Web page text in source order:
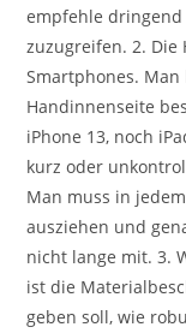
empfehle
zuzugreifen. 2. Die
Smartphones.
Handinnenseite
iPhone 13, noch
kurz oder
Man muss in
ausziehen und
nicht lange mit. 3.
ist die
geben soll, wie